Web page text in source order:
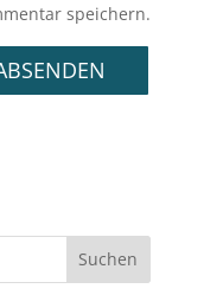
speichern.